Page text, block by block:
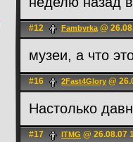
#12 Fambyrka@
музеи, а что
#16 2Fast4Glory @
Настолько
#17 ITMG @ 26.08.07